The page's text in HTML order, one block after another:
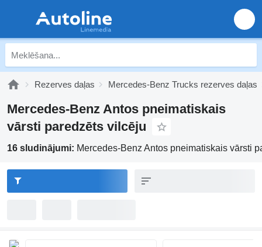
Rezerves daļas Mercedes-Benz Trucks rezerves daļas
Mercedes-Benz Antos pneimatiskais
vārsti paredzēts vilcēju
16 sludinājumi: Mercedes-Benz Antos pneimatiskais vārsti